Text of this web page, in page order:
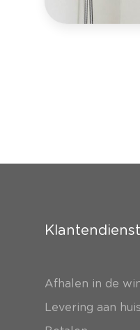
Klantendienst
Afhalen in de
Levering aan huis